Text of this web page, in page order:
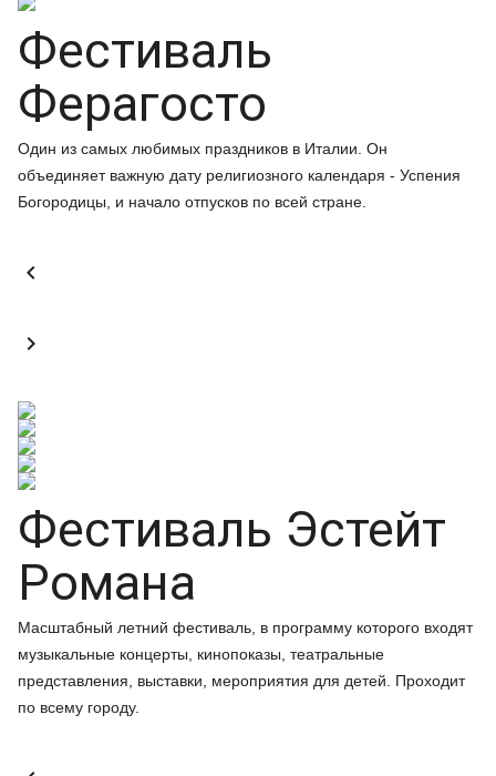
Фестиваль
Ферагосто
Один из самых любимых праздников в Италии. Он
объединяет важную дату религиозного календаря - Успения
Богородицы, и начало отпусков по всей стране.


Фестиваль Эстейт
Романа
Масштабный летний фестиваль, в программу которого входят
музыкальные концерты, кинопоказы, театральные
представления, выставки, мероприятия для детей. Проходит
по всему городу.